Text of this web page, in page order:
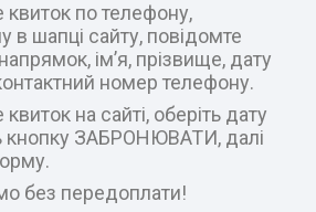
по телефону,
в шапці сайту, повідомте
ім’я, прізвище, дату
номер телефону.
на сайті, оберіть дату
кнопку ЗАБРОНЮВАТИ, далі
без передоплати!